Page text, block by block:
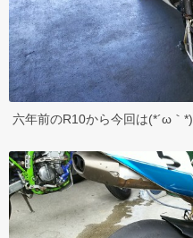
六年前のR10から今回は(*´ω｀*)